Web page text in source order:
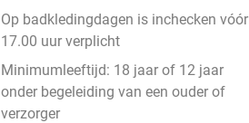
Op badkledingdagen is inchecken vóór
17.00 uur verplicht
Minimumleeftijd: 18 jaar of 12 jaar
onder begeleiding van een ouder of
verzorger